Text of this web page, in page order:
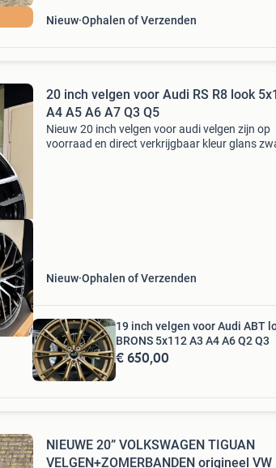
Nieuw Ophalen of Verzenden
20 inch velgen voor Audi RS R8 look
A4 A5 A6 A7 Q3 Q5
Nieuw 20 inch velgen voor audi velgen zijn op
voorraad en direct verkrijgbaar kleur glans
Nieuw Ophalen of Verzenden
19 inch velgen voor Audi ABT
BRONS 5x112 A3 A4 A6 Q2 Q3
€ 650,00
NIEUWE 20” VOLKSWAGEN TIGUAN
VELGEN+ZOMERBANDEN origineel VW